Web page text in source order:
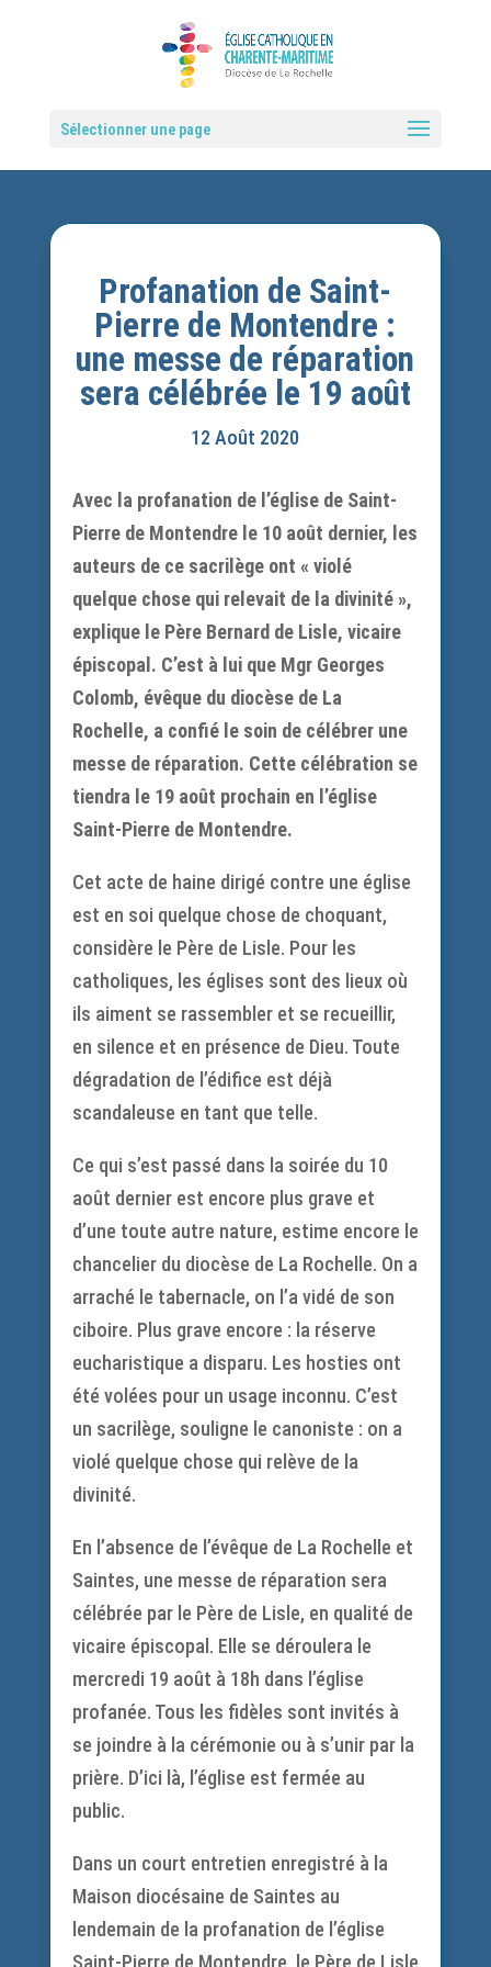
Sélectionner une page
Profanation de Saint-
Pierre de Montendre :
une messe de réparation
sera célébrée le 19 août
12 Août 2020
Avec la profanation de l’église de Saint-
Pierre de Montendre le 10 août dernier, les
auteurs de ce sacrilège ont « violé
quelque chose qui relevait de la divinité »,
explique le Père Bernard de Lisle, vicaire
épiscopal. C’est à lui que Mgr Georges
Colomb, évêque du diocèse de La
Rochelle, a confié le soin de célébrer une
messe de réparation. Cette célébration se
tiendra le 19 août prochain en l’église
Saint-Pierre de Montendre.
Cet acte de haine dirigé contre une église
est en soi quelque chose de choquant,
considère le Père de Lisle. Pour les
catholiques, les églises sont des lieux où
ils aiment se rassembler et se recueillir,
en silence et en présence de Dieu. Toute
dégradation de l’édifice est déjà
scandaleuse en tant que telle.
Ce qui s’est passé dans la soirée du 10
août dernier est encore plus grave et
d’une toute autre nature, estime encore le
chancelier du diocèse de La Rochelle. On a
arraché le tabernacle, on l’a vidé de son
ciboire. Plus grave encore : la réserve
eucharistique a disparu. Les hosties ont
été volées pour un usage inconnu. C’est
un sacrilège, souligne le canoniste : on a
violé quelque chose qui relève de la
divinité.
En l’absence de l’évêque de La Rochelle et
Saintes, une messe de réparation sera
célébrée par le Père de Lisle, en qualité de
vicaire épiscopal. Elle se déroulera le
mercredi 19 août à 18h dans l’église
profanée. Tous les fidèles sont invités à
se joindre à la cérémonie ou à s’unir par la
prière. D’ici là, l’église est fermée au
public.
Dans un court entretien enregistré à la
Maison diocésaine de Saintes au
lendemain de la profanation de l’église
Saint-Pierre de Montendre, le Père de Lisle